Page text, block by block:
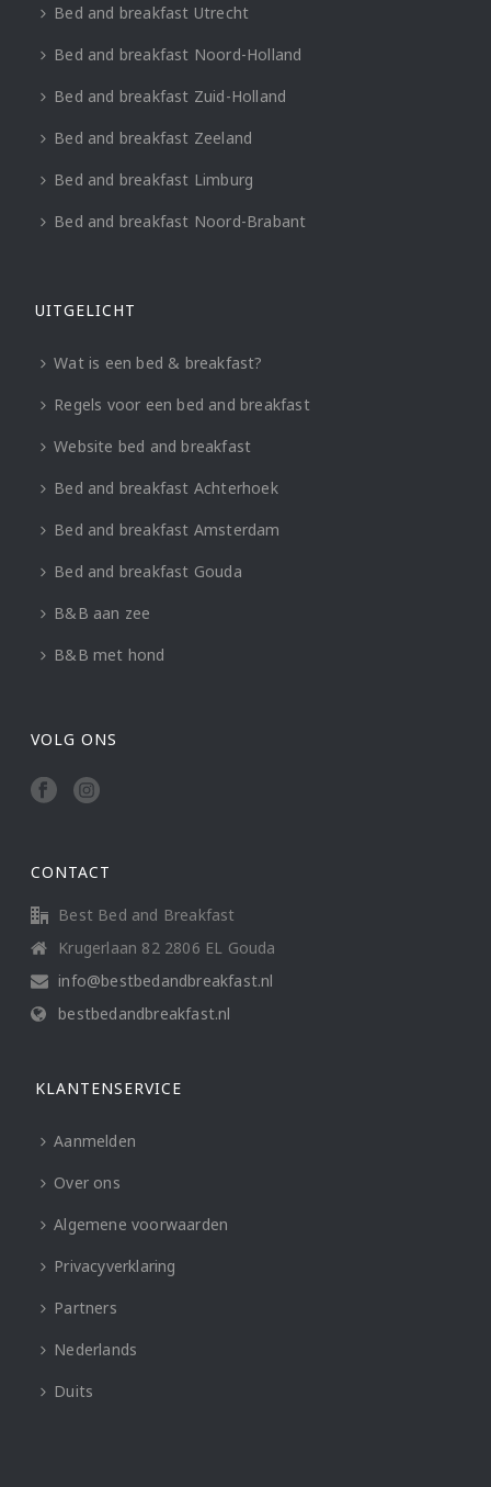
Bed and breakfast Utrecht
Bed and breakfast Noord-Holland
Bed and breakfast Zuid-Holland
Bed and breakfast Zeeland
Bed and breakfast Limburg
Bed and breakfast Noord-Brabant
UITGELICHT
Wat is een bed & breakfast?
Regels voor een bed and breakfast
Website bed and breakfast
Bed and breakfast Achterhoek
Bed and breakfast Amsterdam
Bed and breakfast Gouda
B&B aan zee
B&B met hond
VOLG ONS
CONTACT
Best Bed and Breakfast
Krugerlaan 82 2806 EL Gouda
info@bestbedandbreakfast.nl
bestbedandbreakfast.nl
KLANTENSERVICE
Aanmelden
Over ons
Algemene voorwaarden
Privacyverklaring
Partners
Nederlands
Duits